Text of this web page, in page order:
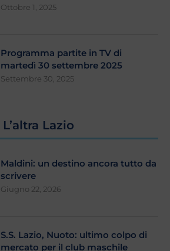
Ottobre 1, 2025
Programma partite in TV di
martedì 30 settembre 2025
Settembre 30, 2025
L’altra Lazio
Maldini: un destino ancora tutto da
scrivere
Giugno 22, 2026
S.S. Lazio, Nuoto: ultimo colpo di
mercato per il club maschile